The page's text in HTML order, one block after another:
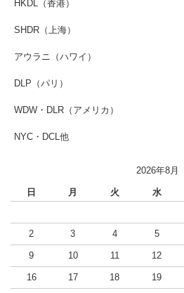
HKDL（香港）
SHDR（上海）
アウラニ（ハワイ）
DLP（パリ）
WDW・DLR（アメリカ）
NYC・DCL他
2026年8月
日 月 火 水
2 3 4 5
9 10 11 12
16 17 18 19